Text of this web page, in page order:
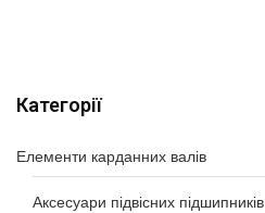
Категорії
Елементи карданних валів
Аксесуари підвісних підшипників